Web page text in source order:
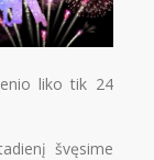
liko tik 24
švęsime